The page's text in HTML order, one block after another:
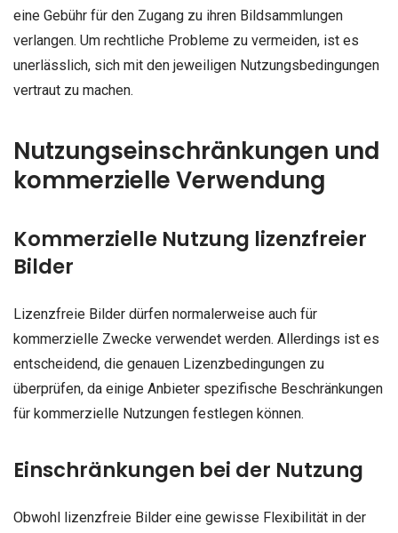
eine Gebühr für den Zugang zu ihren Bildsammlungen
verlangen. Um rechtliche Probleme zu vermeiden, ist es
unerlässlich, sich mit den jeweiligen Nutzungsbedingungen
vertraut zu machen.
Nutzungseinschränkungen und
kommerzielle Verwendung
Kommerzielle Nutzung lizenzfreier
Bilder
Lizenzfreie Bilder dürfen normalerweise auch für
kommerzielle Zwecke verwendet werden. Allerdings ist es
entscheidend, die genauen Lizenzbedingungen zu
überprüfen, da einige Anbieter spezifische Beschränkungen
für kommerzielle Nutzungen festlegen können.
Einschränkungen bei der Nutzung
Obwohl lizenzfreie Bilder eine gewisse Flexibilität in der